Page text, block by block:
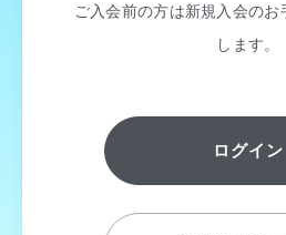
ご入会前の方は新規入会のお
します。
ログイン